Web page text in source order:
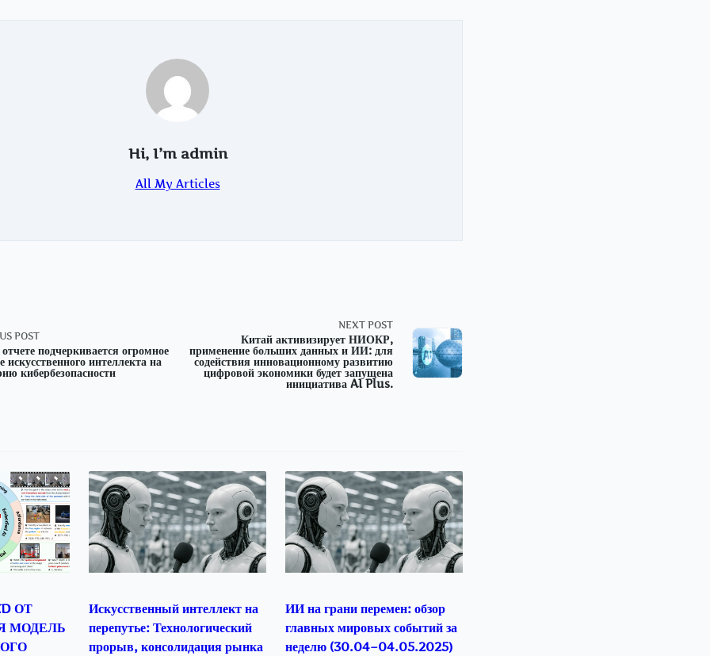
Hi, I’m admin
All My Articles
span>
POST
подчеркивается огромное
искусственного интеллекта на
кибербезопасности
NEXT POST
Китай активизирует НИОКР,
применение больших данных и ИИ: для
содействия инновационному развитию
цифровой экономики будет запущена
инициатива AI Plus.
ОТ
МОДЕЛЬ
Искусственный интеллект на
перепутье: Технологический
прорыв, консолидация рынка
ИИ на грани перемен: обзор
главных мировых событий за
неделю (30.04–04.05.2025)